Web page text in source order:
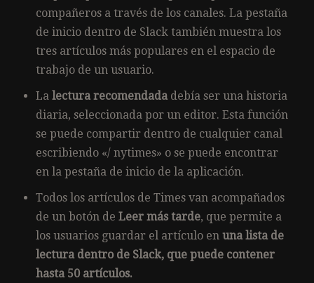
compañeros a través de los canales. La pestaña
de inicio dentro de Slack también muestra los
tres artículos más populares en el espacio de
trabajo de un usuario.
La lectura recomendadadebía ser una historia
diaria, seleccionada por un editor. Esta función
se puede compartir dentro de cualquier canal
escribiendo «/ nytimes» o se puede encontrar
en la pestaña de inicio de la aplicación.
Todos los artículos de Times van acompañados
de un botón de Leer más tarde, que permite a
los usuarios guardar el artículo en una lista de
lectura dentro de Slack, que puede contener
hasta 50 artículos.